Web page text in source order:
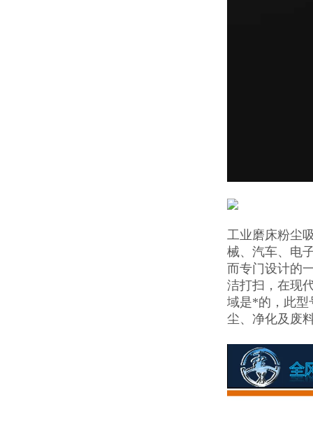
工业磨床粉尘
械、汽车、电
而专门设计的
洁打扫，在现
域是*的，此型
尘、净化及废